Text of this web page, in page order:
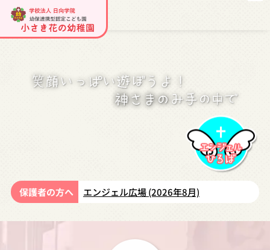
保護者の方へ エンジェル広場 (2026年8月)